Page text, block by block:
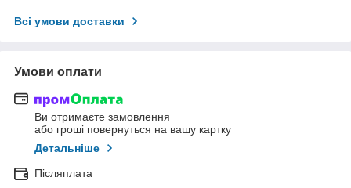
Всі умови доставки
Умови оплати
Ви отримаєте замовлення
або гроші повернуться на вашу картку
Детальніше
Післяплата